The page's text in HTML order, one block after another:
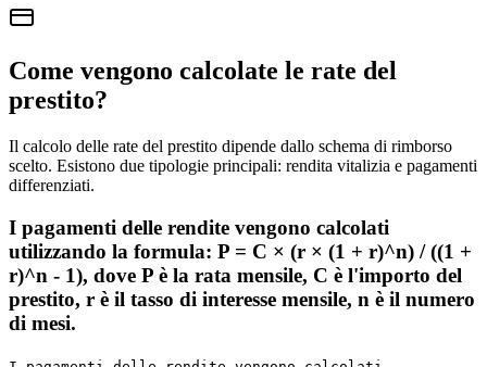
Come vengono calcolate le rate del
prestito?
Il calcolo delle rate del prestito dipende dallo schema di rimborso
scelto. Esistono due tipologie principali: rendita vitalizia e pagamenti
differenziati.
I pagamenti delle rendite vengono calcolati
utilizzando la formula: P = C × (r × (1 + r)^n) / ((1 +
r)^n - 1), dove P è la rata mensile, C è l'importo del
prestito, r è il tasso di interesse mensile, n è il numero
di mesi.